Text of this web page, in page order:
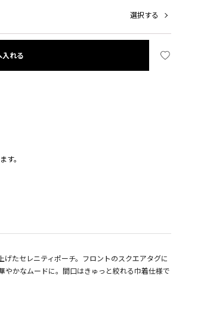
選択する
入れる
す。
たセレニティポーチ。フロントのスクエアタグに
やかなムードに。間口はきゅっと絞れる巾着仕様で